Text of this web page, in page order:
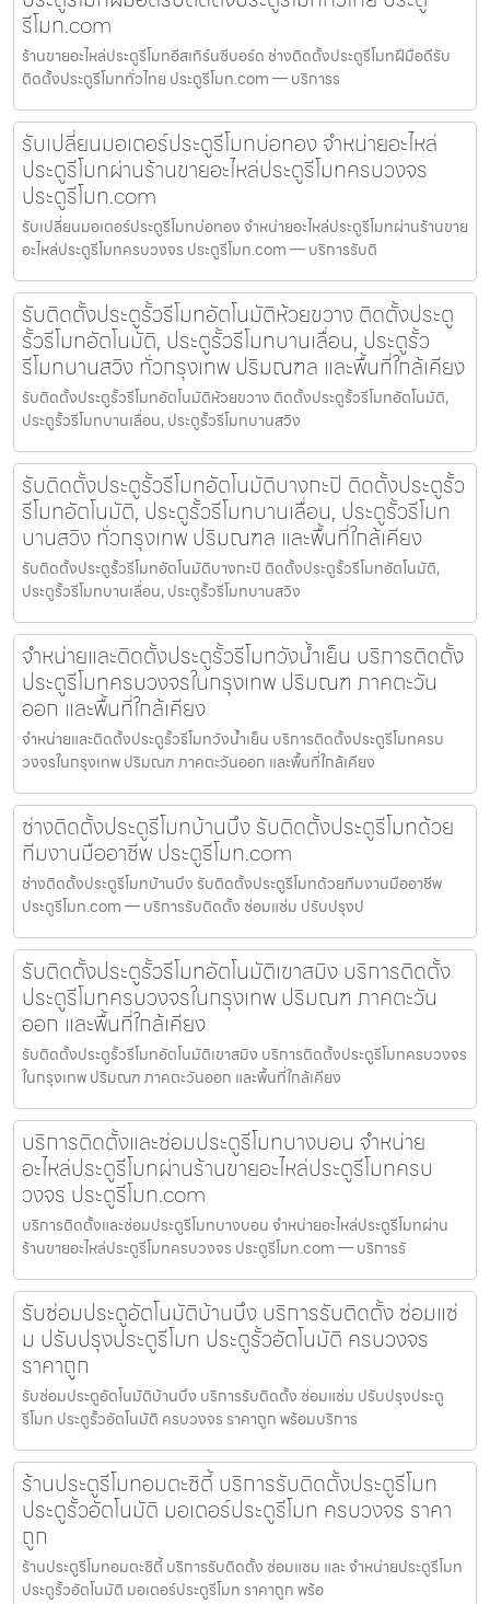
รีโมท.com
ร้านขายอะไหล่ประตูรีโมทอีสเทิร์นซีบอร์ด ช่างติดตั้งประตูรีโมทฝีมือดีรับ
ติดตั้งประตูรีโมททั่วไทย ประตูรีโมท.com — บริการร
รับเปลี่ยนมอเตอร์ประตูรีโมทบ่อทอง จำหน่ายอะไหล่
ประตูรีโมทผ่านร้านขายอะไหล่ประตูรีโมทครบวงจร
ประตูรีโมท.com
รับเปลี่ยนมอเตอร์ประตูรีโมทบ่อทอง จำหน่ายอะไหล่ประตูรีโมทผ่านร้านขาย
อะไหล่ประตูรีโมทครบวงจร ประตูรีโมท.com — บริการรับติ
รับติดตั้งประตูรั้วรีโมทอัตโนมัติห้วยขวาง ติดตั้งประตู
รั้วรีโมทอัตโนมัติ, ประตูรั้วรีโมทบานเลื่อน, ประตูรั้ว
รีโมทบานสวิง ทั่วกรุงเทพ ปริมณฑล และพื้นที่ใกล้เคียง
รับติดตั้งประตูรั้วรีโมทอัตโนมัติห้วยขวาง ติดตั้งประตูรั้วรีโมทอัตโนมัติ,
ประตูรั้วรีโมทบานเลื่อน, ประตูรั้วรีโมทบานสวิง
รับติดตั้งประตูรั้วรีโมทอัตโนมัติบางกะปิ ติดตั้งประตูรั้ว
รีโมทอัตโนมัติ, ประตูรั้วรีโมทบานเลื่อน, ประตูรั้วรีโมท
บานสวิง ทั่วกรุงเทพ ปริมณฑล และพื้นที่ใกล้เคียง
รับติดตั้งประตูรั้วรีโมทอัตโนมัติบางกะปิ ติดตั้งประตูรั้วรีโมทอัตโนมัติ,
ประตูรั้วรีโมทบานเลื่อน, ประตูรั้วรีโมทบานสวิง
จำหน่ายและติดตั้งประตูรั้วรีโมทวังน้ำเย็น บริการติดตั้ง
ประตูรีโมทครบวงจรในกรุงเทพ ปริมณฑ ภาคตะวัน
ออก และพื้นที่ใกล้เคียง
จำหน่ายและติดตั้งประตูรั้วรีโมทวังน้ำเย็น บริการติดตั้งประตูรีโมทครบ
วงจรในกรุงเทพ ปริมณฑ ภาคตะวันออก และพื้นที่ใกล้เคียง
ช่างติดตั้งประตูรีโมทบ้านบึง รับติดตั้งประตูรีโมทด้วย
ทีมงานมืออาชีพ ประตูรีโมท.com
ช่างติดตั้งประตูรีโมทบ้านบึง รับติดตั้งประตูรีโมทด้วยทีมงานมืออาชีพ
ประตูรีโมท.com — บริการรับติดตั้ง ซ่อมแซ่ม ปรับปรุงป
รับติดตั้งประตูรั้วรีโมทอัตโนมัติเขาสมิง บริการติดตั้ง
ประตูรีโมทครบวงจรในกรุงเทพ ปริมณฑ ภาคตะวัน
ออก และพื้นที่ใกล้เคียง
รับติดตั้งประตูรั้วรีโมทอัตโนมัติเขาสมิง บริการติดตั้งประตูรีโมทครบวงจร
ในกรุงเทพ ปริมณฑ ภาคตะวันออก และพื้นที่ใกล้เคียง
บริการติดตั้งและซ่อมประตูรีโมทบางบอน จำหน่าย
อะไหล่ประตูรีโมทผ่านร้านขายอะไหล่ประตูรีโมทครบ
วงจร ประตูรีโมท.com
บริการติดตั้งและซ่อมประตูรีโมทบางบอน จำหน่ายอะไหล่ประตูรีโมทผ่าน
ร้านขายอะไหล่ประตูรีโมทครบวงจร ประตูรีโมท.com — บริการรั
รับซ่อมประตูอัตโนมัติบ้านบึง บริการรับติดตั้ง ซ่อมแซ่
ม ปรับปรุงประตูรีโมท ประตูรั้วอัตโนมัติ ครบวงจร
ราคาถูก
รับซ่อมประตูอัตโนมัติบ้านบึง บริการรับติดตั้ง ซ่อมแซ่ม ปรับปรุงประตู
รีโมท ประตูรั้วอัตโนมัติ ครบวงจร ราคาถูก พร้อมบริการ
ร้านประตูรีโมทอมตะซิตี้ บริการรับติดตั้งประตูรีโมท
ประตูรั้วอัตโนมัติ มอเตอร์ประตูรีโมท ครบวงจร ราคา
ถูก
ร้านประตูรีโมทอมตะซิตี้ บริการรับติดตั้ง ซ่อมแซม และ จำหน่ายประตูรีโมท
ประตูรั้วอัตโนมัติ มอเตอร์ประตูรีโมท ราคาถูก พร้อ